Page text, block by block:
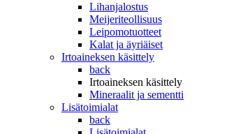
Lihanjalostus
Meijeriteollisuus
Leipomotuotteet
Kalat ja äyriäiset
Irtoaineksen käsittely
back
Irtoaineksen käsittely
Mineraalit ja sementti
Lisätoimialat
back